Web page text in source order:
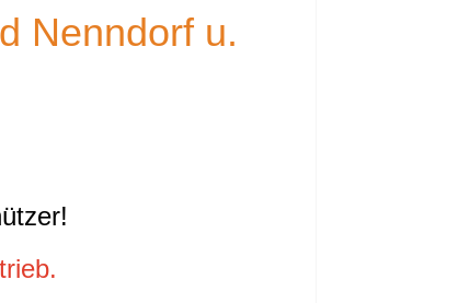
Nenndorf u.